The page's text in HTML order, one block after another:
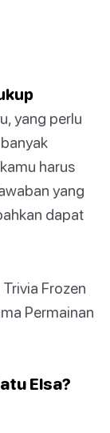
yang perlu
harus
yang
dapat
Frozen
Permainan
Elsa?